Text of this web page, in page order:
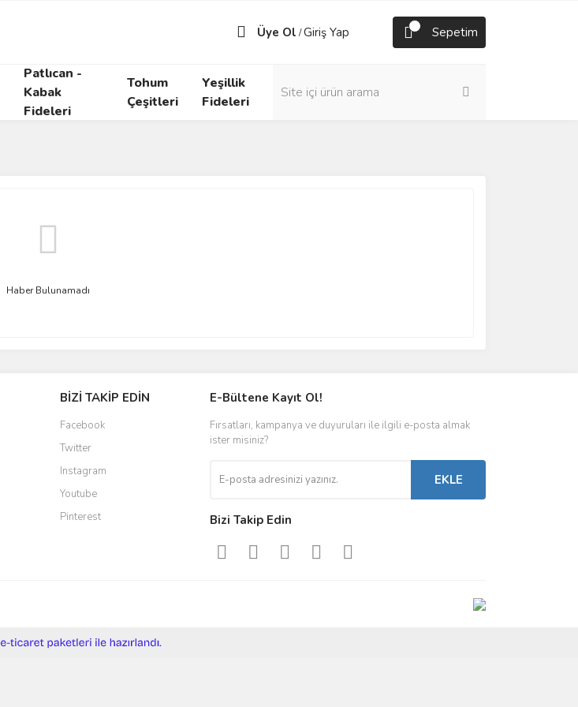
Üye Ol /Giriş Yap Sepetim
Patlıcan -
Kabak
Fideleri
Tohum
Çeşitleri
Yeşillik
Fideleri
Haber Bulunamadı
BİZİ TAKİP EDİN
Facebook
Twitter
Instagram
Youtube
Pinterest
E-Bültene Kayıt Ol!
Fırsatları, kampanya ve duyuruları ile ilgili e-posta almak
ister misiniz?
EKLE
Bizi Takip Edin
ideasoft
e-